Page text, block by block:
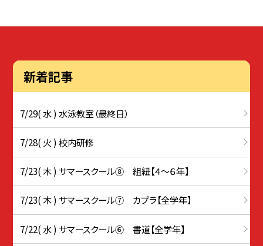
新着記事
7/29( 水 ) 水泳教室（最終日）
7/28( 火 ) 校内研修
7/23( 木 ) サマースクール⑧ 組紐【４～６年】
7/23( 木 ) サマースクール⑦ カプラ【全学年】
7/22( 水 ) サマースクール⑥ 書道【全学年】